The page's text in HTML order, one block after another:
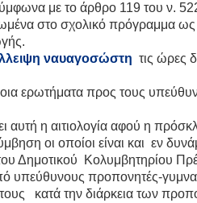
με το άρθρο 119 του ν.
στο σχολικό πρόγραμμα
ναυαγοσώστη τις ώρες
ερωτήματα προς τους
αυτή η αιτιολογία αφού η
οι οποίοι είναι και εν
Δημοτικού Κολυμβητηρίου
υπεύθυνους προπονητές-
κατά την διάρκεια των